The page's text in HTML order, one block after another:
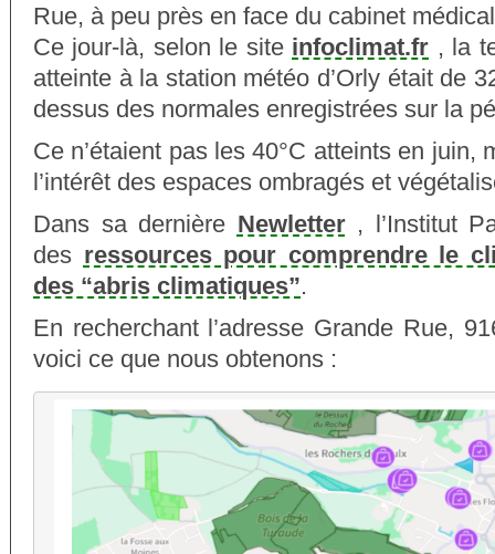
Rue, à peu près en face du cabinet
Ce jour-là, selon le site infoclimat.fr , la
atteinte à la station météo d’Orly était de
dessus des normales enregistrées sur la
Ce n’étaient pas les 40°C atteints en juin,
l’intérêt des espaces ombragés et
Dans sa dernière Newletter, l’Institut
des ressources pour comprendre le
des “abris climatiques”.
En recherchant l’adresse Grande Rue,
voici ce que nous obtenons :